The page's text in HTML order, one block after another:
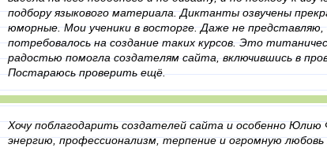
подбору языкового материала. Диктанты озвучены
юморные. Мои ученики в восторге. Даже не представляю,
потребовалось на создание таких курсов. Это
радостью помогла создателям сайта, включившись в
Постараюсь проверить ещё.
Хочу поблагодарить создателей сайта и особенно
энергию, профессионализм, терпение и огромную